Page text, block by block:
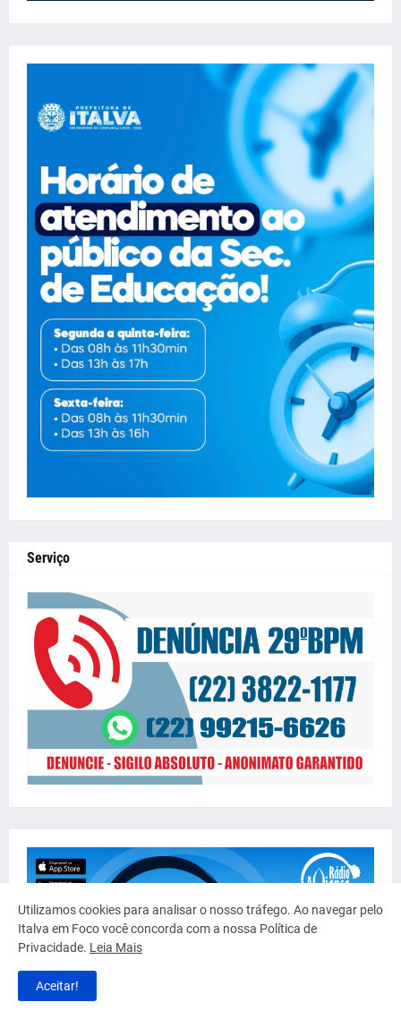
Serviço
Utilizamos cookies para analisar o nosso tráfego. Ao navegar pelo
Italva em Foco você concorda com a nossa Política de
Privacidade. Leia Mais
Aceitar!